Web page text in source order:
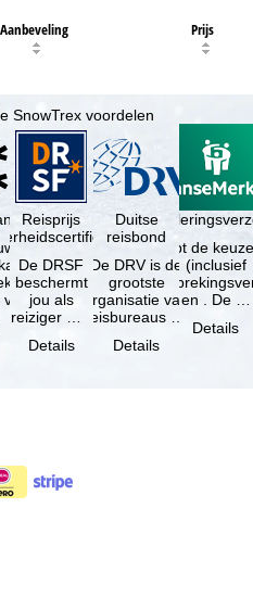
Aanbeveling Prijs
SnowTrex voordelen
voor
Reisprijs
De DRSF
beschermt
jou als
reiziger met
pakketreis
Details
Duitse
reisbond
De DRV is de
grootste
organisatie van
reisbureaus en
in Duitsland. …
Details
Je hebt de
(inclusief
en . De …
Details